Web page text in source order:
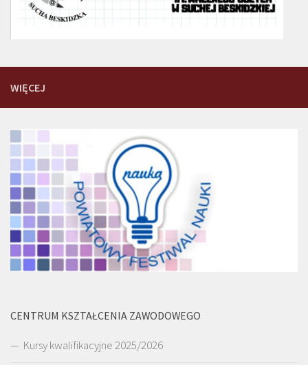
WIĘCEJ
CENTRUM KSZTAŁCENIA ZAWODOWEGO
Kursy kwalifikacyjne 2025/2026